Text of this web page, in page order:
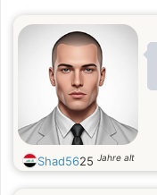
Shad5625 Jahre alt